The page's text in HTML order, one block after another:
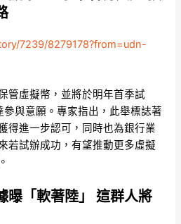
7239/8279178?from=udn-
管虛擬幣，並將於明年首季試
與意願。專家指出，此舉標誌著
得進一步認可，同時也為銀行業
若試辦成功，有望推動更多虛擬
曝「軟著陸」 這群人將